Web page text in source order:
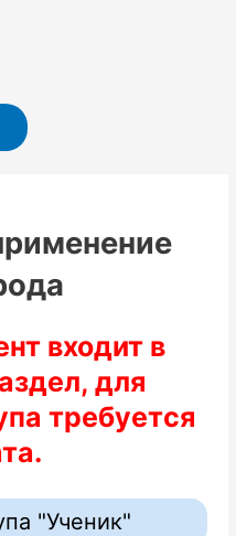
входит в
для
требуется
"Ученик"